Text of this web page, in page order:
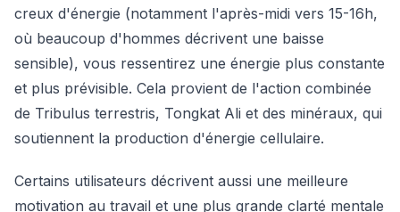
creux d'énergie (notamment l'après-midi vers 15-16h,
où beaucoup d'hommes décrivent une baisse
sensible), vous ressentirez une énergie plus constante
et plus prévisible. Cela provient de l'action combinée
de Tribulus terrestris, Tongkat Ali et des minéraux, qui
soutiennent la production d'énergie cellulaire.
Certains utilisateurs décrivent aussi une meilleure
motivation au travail et une plus grande clarté mentale